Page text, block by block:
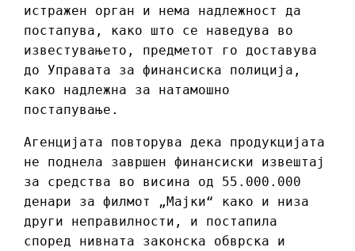
истражен орган и нема надлежност да
постапува, како што се наведува во
известувањето, предметот го доставува
до Управата за финансиска полиција,
како надлежна за натамошно
постапување.
Агенцијата повторува дека продукцијата
не поднела завршен финансиски извештај
за средства во висина од 55.000.000
денари за филмот „Мајки“ како и низа
други неправилности, и постапила
според нивната законска обврска и